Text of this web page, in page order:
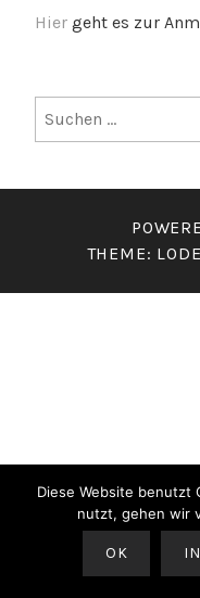
Hier geht es zur
nach:
THEME:
Diese Website benutzt
nutzt, gehen wir
OK